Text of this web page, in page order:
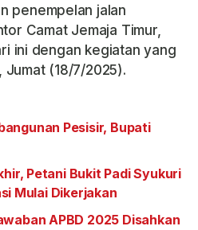
penempelan jalan
Camat Jemaja Timur,
ini dengan kegiatan yang
Jumat (18/7/2025).
Pesisir, Bupati
Petani Bukit Padi Syukuri
Mulai Dikerjakan
APBD 2025 Disahkan